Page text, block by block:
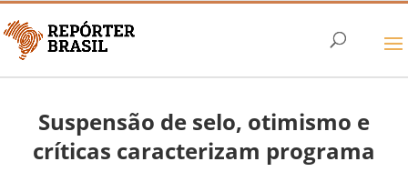
Suspensão de selo, otimismo e
críticas caracterizam programa